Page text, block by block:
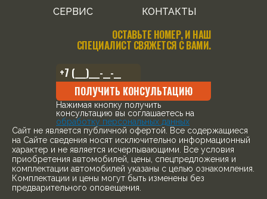
СЕРВИС
КОНТАКТЫ
ОСТАВЬТЕ НОМЕР, И НАШ
СПЕЦИАЛИСТ СВЯЖЕТСЯ С ВАМИ.
ПОЛУЧИТЬ КОНСУЛЬТАЦИЮ
Нажимая кнопку получить
консультацию вы соглашаетесь на
обработку персональных данных
Cайт не является публичной офертой. Все содержащиеся
на Сайте сведения носят исключительно информационный
характер и не является исчерпывающими. Все условия
приобретения автомобилей, цены, спецпредложения и
комплектации автомобилей указаны с целью ознакомления.
Комплектации и цены могут быть изменены без
предварительного оповещения.